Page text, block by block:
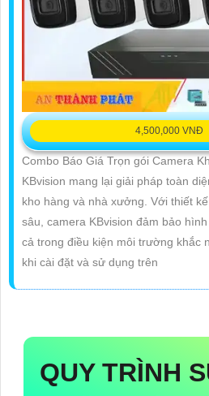
4,500,000 VNĐ
Combo Báo Giá Trọn gói Camera
KBvision mang lại giải pháp toàn
kho hàng và nhà xưởng. Với thiết
sâu, camera KBvision đảm bảo
cả trong điều kiện môi trường khắc
khi cài đặt và sử dụng trên
QUY TRÌNH